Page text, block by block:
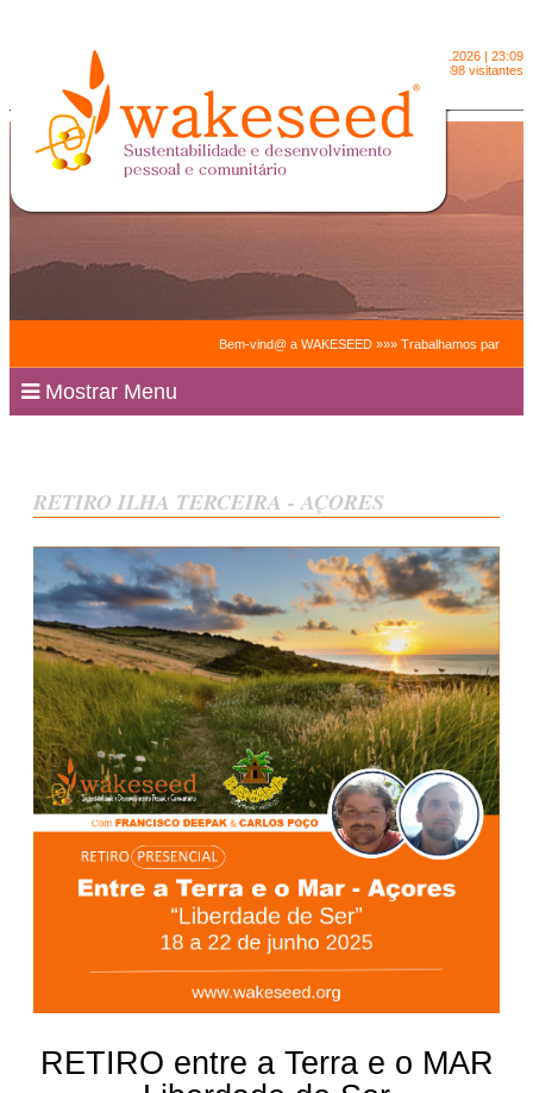
6.8.2026 | 23:09
2090398 visitantes
Bem-vind@ a WAKESEED »»» Trabalhamos para
Mostrar Menu
RETIRO ILHA TERCEIRA - AÇORES
RETIRO entre a Terra e o MAR